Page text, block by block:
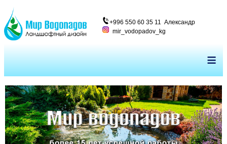
+996 550 60 35 11 Александр
mir_vodopadov_kg
≡